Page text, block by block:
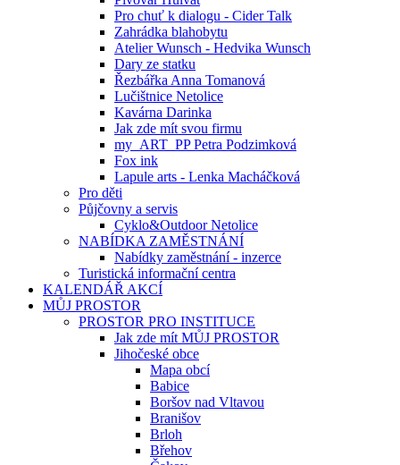
Pro chuť k dialogu - Cider Talk
Zahrádka blahobytu
Atelier Wunsch - Hedvika Wunsch
Dary ze statku
Řezbářka Anna Tomanová
Lučištnice Netolice
Kavárna Darinka
Jak zde mít svou firmu
my_ART_PP Petra Podzimková
Fox ink
Lapule arts - Lenka Macháčková
Pro děti
Půjčovny a servis
Cyklo&Outdoor Netolice
NABÍDKA ZAMĚSTNÁNÍ
Nabídky zaměstnání - inzerce
Turistická informační centra
KALENDÁŘ AKCÍ
MŮJ PROSTOR
PROSTOR PRO INSTITUCE
Jak zde mít MŮJ PROSTOR
Jihočeské obce
Mapa obcí
Babice
Boršov nad Vltavou
Branišov
Brloh
Břehov